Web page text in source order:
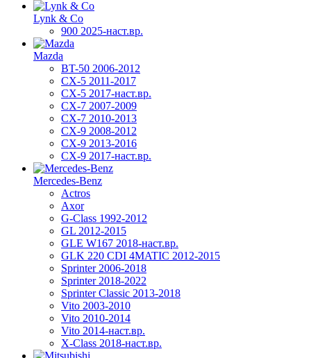
Lynk & Co
900 2025-наст.вр.
Mazda
BT-50 2006-2012
CX-5 2011-2017
CX-5 2017-наст.вр.
CX-7 2007-2009
CX-7 2010-2013
CX-9 2008-2012
CX-9 2013-2016
CX-9 2017-наст.вр.
Mercedes-Benz
Actros
Axor
G-Class 1992-2012
GL 2012-2015
GLE W167 2018-наст.вр.
GLK 220 CDI 4MATIC 2012-2015
Sprinter 2006-2018
Sprinter 2018-2022
Sprinter Classic 2013-2018
Vito 2003-2010
Vito 2010-2014
Vito 2014-наст.вр.
X-Class 2018-наст.вр.